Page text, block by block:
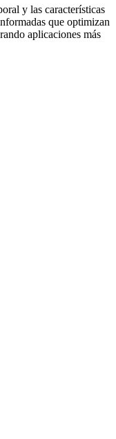
y las características
que optimizan
aplicaciones más